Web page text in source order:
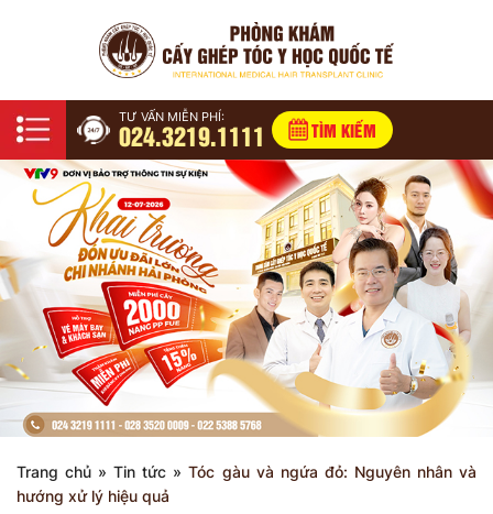
TƯ VẤN MIỄN PHÍ:
024.3219.1111 TÌM KIẾM
Trang chủ »Tin tức »Tóc gàu và ngứa đỏ: Nguyên nhân và
hướng xử lý hiệu quả